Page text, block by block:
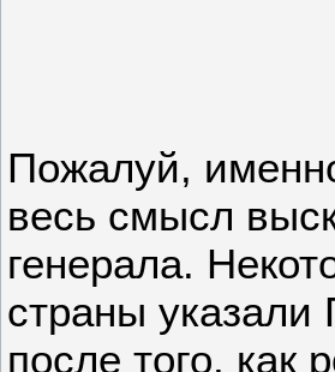
Пожалуй,
весь смысл
генерала.
страны
после того, как